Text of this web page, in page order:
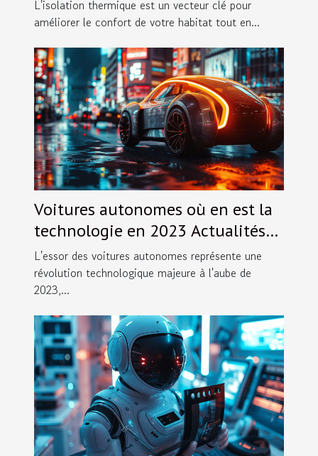
L'isolation thermique est un vecteur clé pour
améliorer le confort de votre habitat tout en...
Voitures autonomes où en est la
technologie en 2023 Actualités
et perspectives d'évolution
L'essor des voitures autonomes représente une
révolution technologique majeure à l'aube de
2023,...